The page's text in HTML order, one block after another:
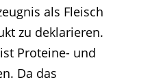
als Fleisch
zu deklarieren.
Proteine- und
Da das